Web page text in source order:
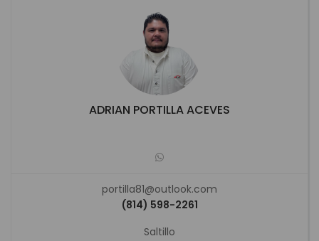
ADRIAN PORTILLA ACEVES
portilla81@outlook.com
(814) 598-2261
Saltillo